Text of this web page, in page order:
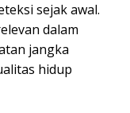
sejak awal.
dalam
jangka
hidup